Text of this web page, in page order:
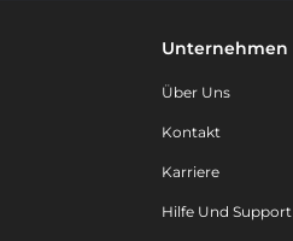
Unternehmen
Über Uns
Kontakt
Karriere
Hilfe Und Support